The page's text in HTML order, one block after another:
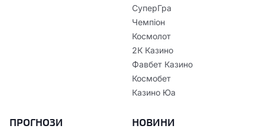
СуперГра
Чемпіон
Космолот
2К Казино
Фавбет Казино
Космобет
Казино Юа
ПРОГНОЗИ НОВИНИ